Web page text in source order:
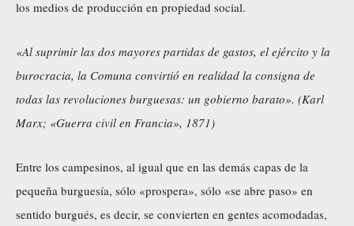
los medios de producción en propiedad social.
«Al suprimir las dos mayores partidas de gastos, el ejército y la
burocracia, la Comuna convirtió en realidad la consigna de
todas las revoluciones burguesas: un gobierno barato». (Karl
Marx; «Guerra civil en Francia», 1871)
Entre los campesinos, al igual que en las demás capas de la
pequeña burguesía, sólo «prospera», sólo «se abre paso» en
sentido burgués, es decir, se convierten en gentes acomodadas,